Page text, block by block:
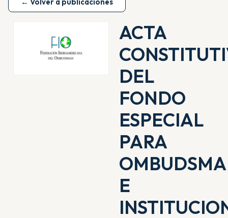
← Volver a publicaciones
ACTA
DEL
FONDO
ESPECIAL
PARA
E